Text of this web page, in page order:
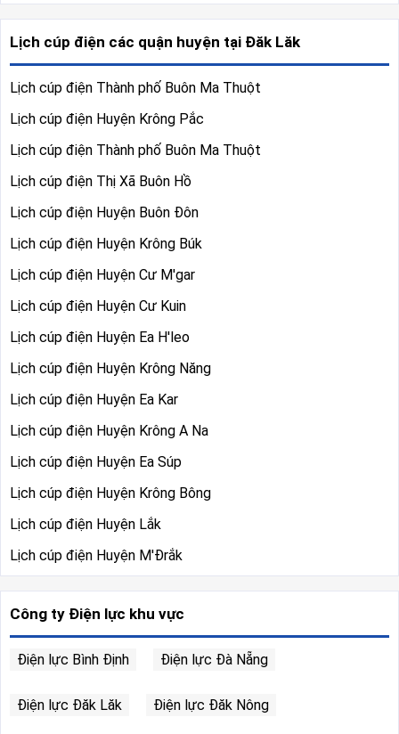
Lịch cúp điện các quận huyện tại Đăk Lăk
Lịch cúp điện Thành phố Buôn Ma Thuột
Lịch cúp điện Huyện Krông Pắc
Lịch cúp điện Thành phố Buôn Ma Thuột
Lịch cúp điện Thị Xã Buôn Hồ
Lịch cúp điện Huyện Buôn Đôn
Lịch cúp điện Huyện Krông Búk
Lịch cúp điện Huyện Cư M'gar
Lịch cúp điện Huyện Cư Kuin
Lịch cúp điện Huyện Ea H'leo
Lịch cúp điện Huyện Krông Năng
Lịch cúp điện Huyện Ea Kar
Lịch cúp điện Huyện Krông A Na
Lịch cúp điện Huyện Ea Súp
Lịch cúp điện Huyện Krông Bông
Lịch cúp điện Huyện Lắk
Lịch cúp điện Huyện M'Đrắk
Công ty Điện lực khu vực
Điện lực Bình Định Điện lực Đà Nẵng
Điện lực Đăk Lăk Điện lực Đăk Nông